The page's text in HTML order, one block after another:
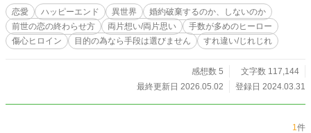
間限定の婚約者にならないかと提案する。 半ば脅され期間限定の婚約者になっ
たイクセルには、何やら秘密を抱えているようで── 前世の自分と向き合い今世
を歩みだす箱入り令嬢と、長すぎる片思いのせいでヤンデレ化しつつある拗らせ
令息の、避暑地で織りなすひと夏の恋のお話。 ※他のサイトにも重複投稿して
恋愛 ハッピーエンド 異世界
婚約破棄するのか、しないのか
前世の恋の終わらせ方
両片想い/両片思い
手数が多めのヒーロー
傷心ヒロイン
目的の為なら手段は選びません すれ違い/じれじれ
感想数 5
文字数 117,144
最終更新日 2026.05.02
登録日 2024.03.31
1件